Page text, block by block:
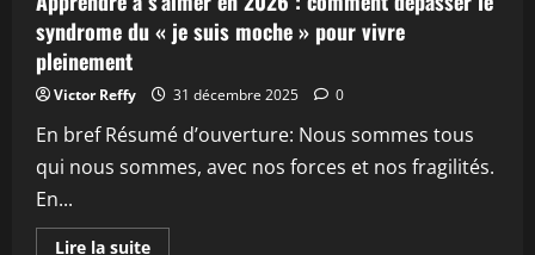
les
crises
de
2026
syndrome du « je suis moche » pour vivre
pleinement
Victor Reffy 31 décembre 2025 0
En bref Résumé d’ouverture: Nous sommes tous
qui nous sommes, avec nos forces et nos fragilités.
En...
Lire la suiteEn